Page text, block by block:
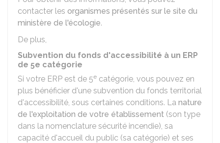
contacter les organismes présentés sur le site du
ministère de l'écologie.
De plus,
Subvention du fonds d'accessibilité à un ERP
de 5e catégorie
Si votre ERP est de 5e catégorie, vous pouvez en
plus bénéficier d'une subvention du fonds territorial
d'accessibilité, sous certaines conditions. La nature
de l'exploitation de votre établissement (son type
dans la nomenclature sécurité incendie), sa
capacité d'accueil du public (sa catégorie) et ses